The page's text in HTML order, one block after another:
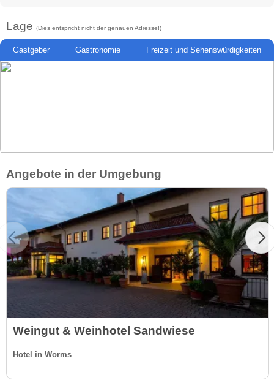
Lage (Dies entspricht nicht der genauen Adresse!)
Gastgeber Gastronomie Freizeit und Sehenswürdigkeiten
Angebote in der Umgebung
Weingut & Weinhotel Sandwiese
Hotel in Worms